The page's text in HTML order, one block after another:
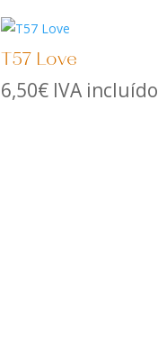
T57 Love
6,50€ IVA incluído